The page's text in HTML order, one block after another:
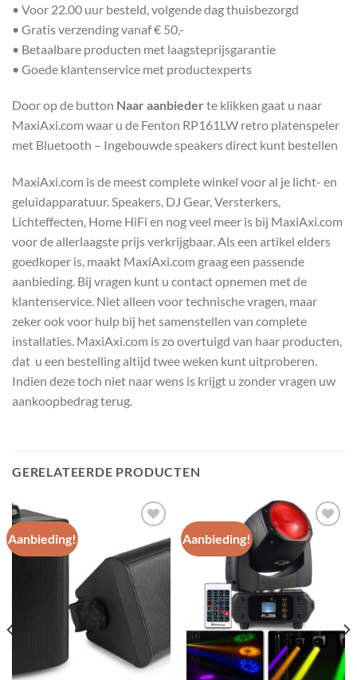
• Voor 22.00 uur besteld, volgende dag thuisbezorgd
• Gratis verzending vanaf € 50,-
• Betaalbare producten met laagsteprijsgarantie
• Goede klantenservice met productexperts
Door op de button Naar aanbieder te klikken gaat u naar
MaxiAxi.com waar u de Fenton RP161LW retro platenspeler
met Bluetooth – Ingebouwde speakers direct kunt bestellen
MaxiAxi.com is de meest complete winkel voor al je licht- en
geluidapparatuur. Speakers, DJ Gear, Versterkers,
Lichteffecten, Home HiFi en nog veel meer is bij MaxiAxi.com
voor de allerlaagste prijs verkrijgbaar. Als een artikel elders
goedkoper is, maakt MaxiAxi.com graag een passende
aanbieding. Bij vragen kunt u contact opnemen met de
klantenservice. Niet alleen voor technische vragen, maar
zeker ook voor hulp bij het samenstellen van complete
installaties. MaxiAxi.com is zo overtuigd van haar producten,
dat u een bestelling altijd twee weken kunt uitproberen.
Indien deze toch niet naar wens is krijgt u zonder vragen uw
aankoopbedrag terug.
GERELATEERDE PRODUCTEN
Aanbieding!
Toevoegen
aan
wenslijst
Aanbieding!
Toevoegen
aan
wenslijst